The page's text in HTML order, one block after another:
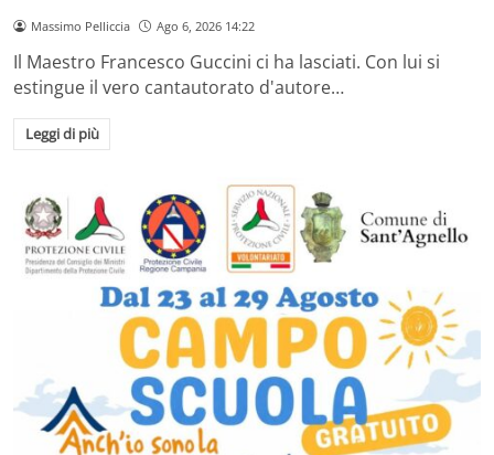
Massimo Pelliccia Ago 6, 2026 14:22
Il Maestro Francesco Guccini ci ha lasciati. Con lui si
estingue il vero cantautorato d'autore…
Leggi di più